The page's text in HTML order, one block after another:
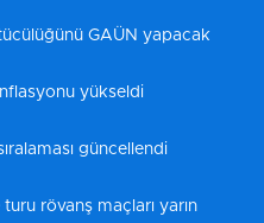
GAÜN yapacak
yükseldi
güncellendi
rövanş maçları yarın